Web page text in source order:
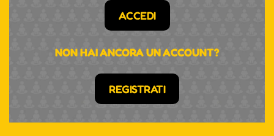
ACCEDI
NON HAI ANCORA UN ACCOUNT?
REGISTRATI